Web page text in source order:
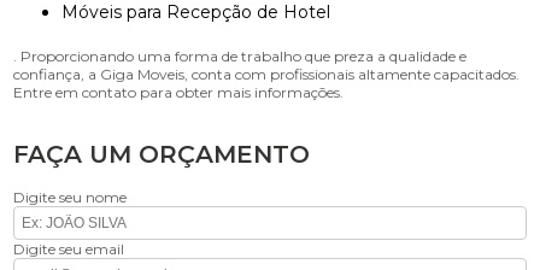
Móveis para Recepção de Hotel
. Proporcionando uma forma de trabalho que preza a qualidade e
confiança, a Giga Moveis, conta com profissionais altamente capacitados.
Entre em contato para obter mais informações.
FAÇA UM ORÇAMENTO
Digite seu nome
Digite seu email